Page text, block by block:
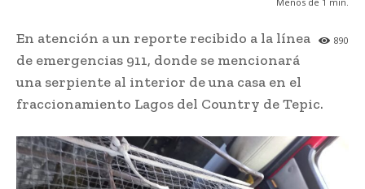
890
En atención a un reporte recibido a la línea
de emergencias 911, donde se mencionará
una serpiente al interior de una casa en el
fraccionamiento Lagos del Country de Tepic.